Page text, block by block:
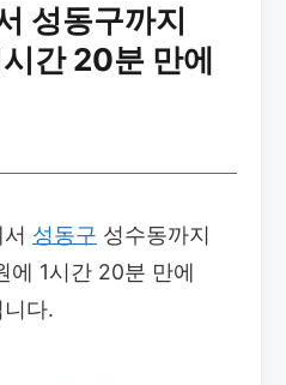
성동구까지
간 20분 만에
성동구 성수동까지
에 1시간 20분 만에
다.